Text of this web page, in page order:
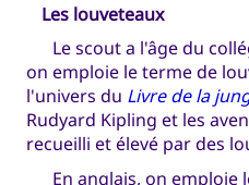
Les louveteaux
Le scout a l'âge du
on emploie le terme de
l'univers du Livre de la
Rudyard Kipling et les
recueilli et élevé par des
En anglais, on emploie